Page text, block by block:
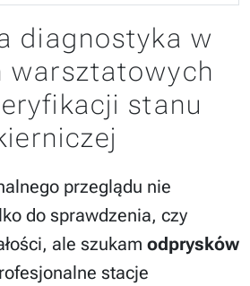
diagnostyka w
warsztatowych
stanu
przeglądu nie
do sprawdzenia, czy
ale szukam odprysków
stacje